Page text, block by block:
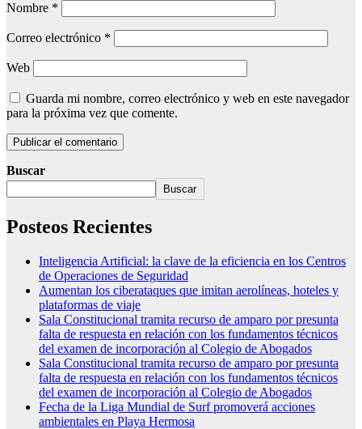
Nombre *
Correo electrónico *
Web
Guarda mi nombre, correo electrónico y web en este navegador
para la próxima vez que comente.
Buscar
Buscar
Posteos Recientes
Inteligencia Artificial: la clave de la eficiencia en los Centros
de Operaciones de Seguridad
Aumentan los ciberataques que imitan aerolíneas, hoteles y
plataformas de viaje
Sala Constitucional tramita recurso de amparo por presunta
falta de respuesta en relación con los fundamentos técnicos
del examen de incorporación al Colegio de Abogados
Sala Constitucional tramita recurso de amparo por presunta
falta de respuesta en relación con los fundamentos técnicos
del examen de incorporación al Colegio de Abogados
Fecha de la Liga Mundial de Surf promoverá acciones
ambientales en Playa Hermosa